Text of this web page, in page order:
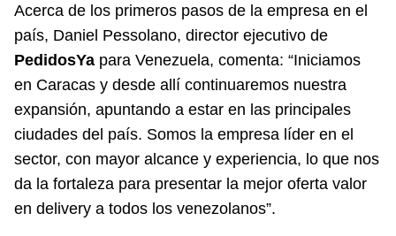
Acerca de los primeros pasos de la empresa en el
país, Daniel Pessolano, director ejecutivo de
PedidosYa para Venezuela, comenta: “Iniciamos
en Caracas y desde allí continuaremos nuestra
expansión, apuntando a estar en las principales
ciudades del país. Somos la empresa líder en el
sector, con mayor alcance y experiencia, lo que nos
da la fortaleza para presentar la mejor oferta valor
en delivery a todos los venezolanos”.